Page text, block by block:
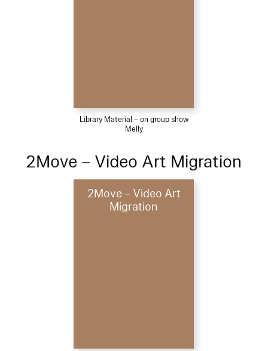
Library Material – on group show
Melly
2Move – Video Art Migration
2Move – Video Art
Migration